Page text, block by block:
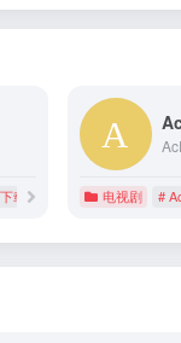
载 # 韩迷乐园电视剧 #